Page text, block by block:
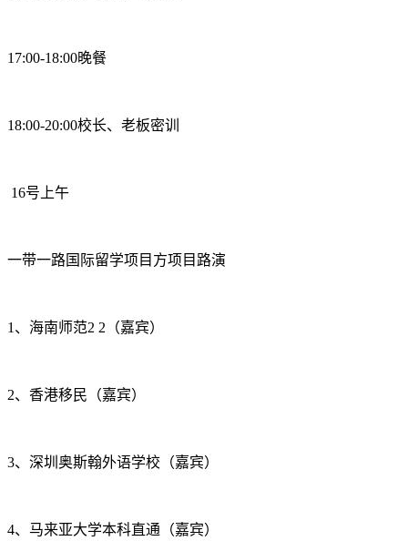
17:00-18:00晚餐
18:00-20:00校长、老板密训
16号上午
一带一路国际留学项目方项目路演
1、海南师范2 2（嘉宾）
2、香港移民（嘉宾）
3、深圳奥斯翰外语学校（嘉宾）
4、马来亚大学本科直通（嘉宾）